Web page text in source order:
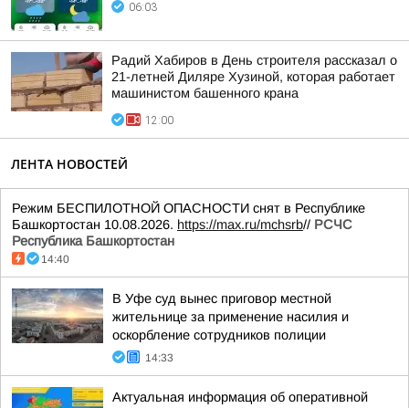
06:03
Радий Хабиров в День строителя рассказал о
21-летней Диляре Хузиной, которая работает
машинистом башенного крана
12:00
ЛЕНТА НОВОСТЕЙ
Режим БЕСПИЛОТНОЙ ОПАСНОСТИ снят в Республике
Башкортостан 10.08.2026. https://max.ru/mchsrb// РСЧС
Республика Башкортостан
14:40
В Уфе суд вынес приговор местной
жительнице за применение насилия и
оскорбление сотрудников полиции
14:33
Актуальная информация об оперативной